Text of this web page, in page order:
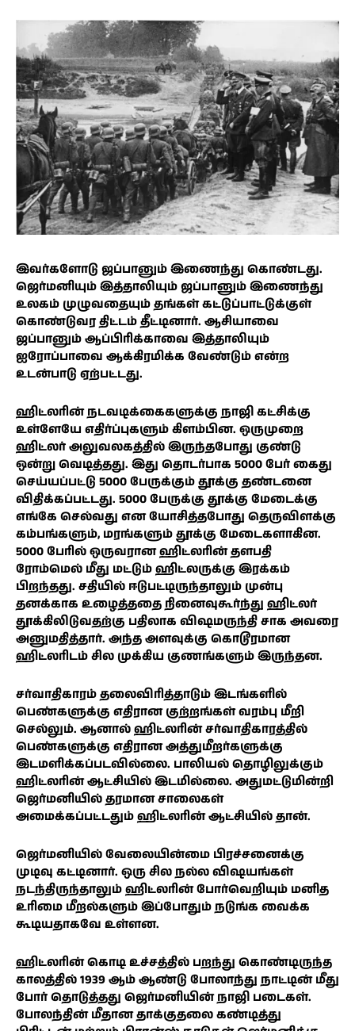
இவர்களோடு ஜப்பானும் இணைந்து கொண்டது.
ஜெர்மனியும் இத்தாலியும் ஜப்பானும் இணைந்து
உலகம் முழுவதையும் தங்கள் கட்டுப்பாட்டுக்குள்
கொண்டுவர திட்டம் தீட்டினார். ஆசியாவை
ஜப்பானும் ஆப்பிரிக்காவை இத்தாலியும்
ஐரோப்பாவை ஆக்கிரமிக்க வேண்டும் என்ற
உடன்பாடு ஏற்பட்டது.
ஹிட்லரின் நடவடிக்கைகளுக்கு நாஜி கட்சிக்கு
உள்ளேயே எதிர்ப்புகளும் கிளம்பின. ஒருமுறை
ஹிட்லர் அலுவலகத்தில் இருந்தபோது குண்டு
ஒன்று வெடித்தது. இது தொடர்பாக 5000 பேர் கைது
செய்யப்பட்டு 5000 பேருக்கும் தூக்கு தண்டனை
விதிக்கப்பட்டது. 5000 பேருக்கு தூக்கு மேடைக்கு
எங்கே செல்வது என யோசித்தபோது தெருவிளக்கு
கம்பங்களும், மரங்களும் தூக்கு மேடைகளாகின.
5000 பேரில் ஒருவரான ஹிட்லரின் தளபதி
ரோம்மெல் மீது மட்டும் ஹிட்லருக்கு இரக்கம்
பிறந்தது. சதியில் ஈடுபட்டிருந்தாலும் முன்பு
தனக்காக உழைத்ததை நினைவுகூர்ந்து ஹிட்லர்
தூக்கிலிடுவதற்கு பதிலாக விஷமருந்தி சாக அவரை
அனுமதித்தார். அந்த அளவுக்கு கொடூரமான
ஹிட்லரிடம் சில முக்கிய குணங்களும் இருந்தன.
சர்வாதிகாரம் தலைவிரித்தாடும் இடங்களில்
பெண்களுக்கு எதிரான குற்றங்கள் வரம்பு மீறி
செல்லும். ஆனால் ஹிட்லரின் சர்வாதிகாரத்தில்
பெண்களுக்கு எதிரான அத்துமீறர்களுக்கு
இடமளிக்கப்படவில்லை. பாலியல் தொழிலுக்கும்
ஹிட்லரின் ஆட்சியில் இடமில்லை. அதுமட்டுமின்றி
ஜெர்மனியில் தரமான சாலைகள்
அமைக்கப்பட்டதும் ஹிட்லரின் ஆட்சியில் தான்.
ஜெர்மனியில் வேலையின்மை பிரச்சனைக்கு
முடிவு கட்டினார். ஒரு சில நல்ல விஷயங்கள்
நடந்திருந்தாலும் ஹிட்லரின் போர்வெறியும் மனித
உரிமை மீறல்களும் இப்போதும் நடுங்க வைக்க
கூடியதாகவே உள்ளன.
ஹிட்லரின் கொடி உச்சத்தில் பறந்து கொண்டிருந்த
காலத்தில் 1939 ஆம் ஆண்டு போலாந்து நாட்டின் மீது
போர் தொடுத்தது ஜெர்மனியின் நாஜி படைகள்.
போலந்தின் மீதான தாக்குதலை கண்டித்து